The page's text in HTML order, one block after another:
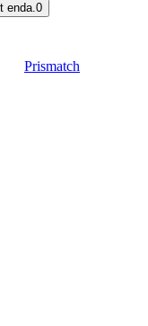
enda.0
Prismatch